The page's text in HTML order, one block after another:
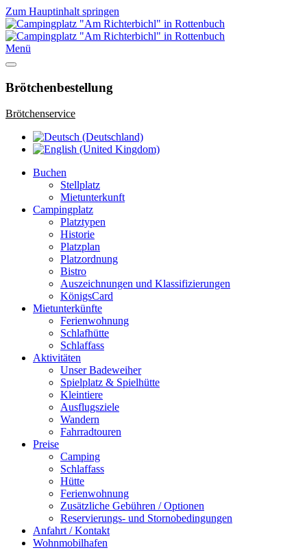
Zum Hauptinhalt springen
Menü
Brötchenbestellung
Brötchenservice
Buchen
Stellplatz
Mietunterkunft
Campingplatz
Platztypen
Historie
Platzplan
Platzordnung
Bistro
Auszeichnungen und Klassifizierungen
KönigsCard
Mietunterkünfte
Ferienwohnung
Schlafhütte
Schlaffass
Aktivitäten
Unser Badeweiher
Spielplatz & Spielhütte
Kleintiere
Ausflugsziele
Wandern
Fahrradtouren
Preise
Camping
Schlaffass
Hütte
Ferienwohnung
Zusätzliche Gebühren / Optionen
Reservierungs- und Stornobedingungen
Anfahrt / Kontakt
Wohnmobilhafen